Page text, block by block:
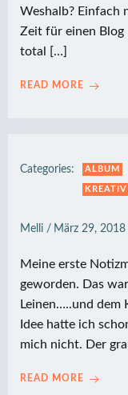
Weshalb? Einfach
Zeit für einen
total […]
READ MORE
Categories: ALBUM
Melli / März 29, 2018
Meine erste
geworden. Das
Leinen…..und
Idee hatte ich
mich nicht. Der
READ MORE